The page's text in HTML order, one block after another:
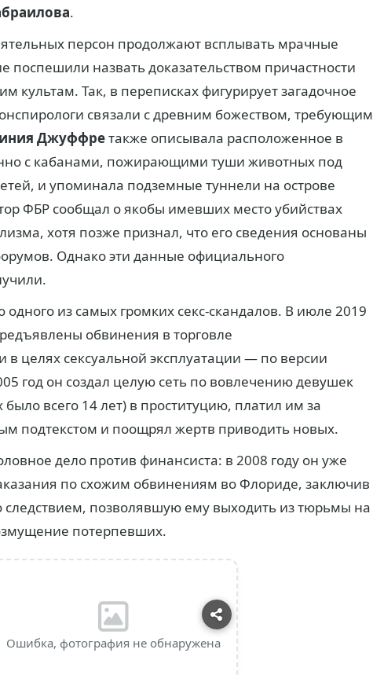
.
персон продолжают всплывать мрачные
поспешили назвать доказательством причастности
культам. Так, в переписках фигурирует загадочное
связали с древним божеством, требующим
Джуффретакже описывала расположенное в
с кабанами, пожирающими туши животных под
и упоминала подземные туннели на острове
ФБР сообщал о якобы имевших место убийствах
хотя позже признал, что его сведения основаны
Однако эти данные официального
из самых громких секс-скандалов. В июле 2019
обвинения в торговле
целях сексуальной эксплуатации — по версии
год он создал целую сеть по вовлечению девушек
всего 14 лет) в проституцию, платил им за
подтекстом и поощрял жертв приводить новых.
дело против финансиста: в 2008 году он уже
по схожим обвинениям во Флориде, заключив
следствием, позволявшую ему выходить из тюрьмы на
потерпевших.
Ошибка, фотография не обнаружена